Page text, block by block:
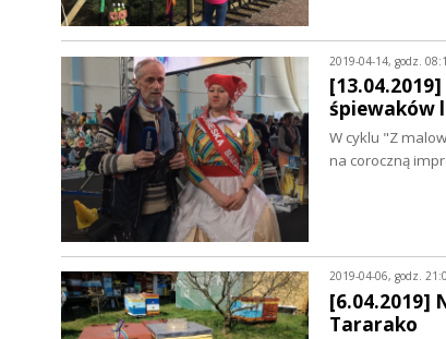
2019-04-14, godz.
śpiewaków
W cyklu "Z
na coroczną
2019-04-06, godz.
[6.04.2019]
Tararako